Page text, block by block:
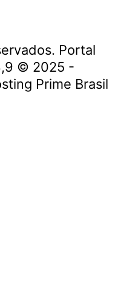
Portal
© 2025 -
Prime Brasil